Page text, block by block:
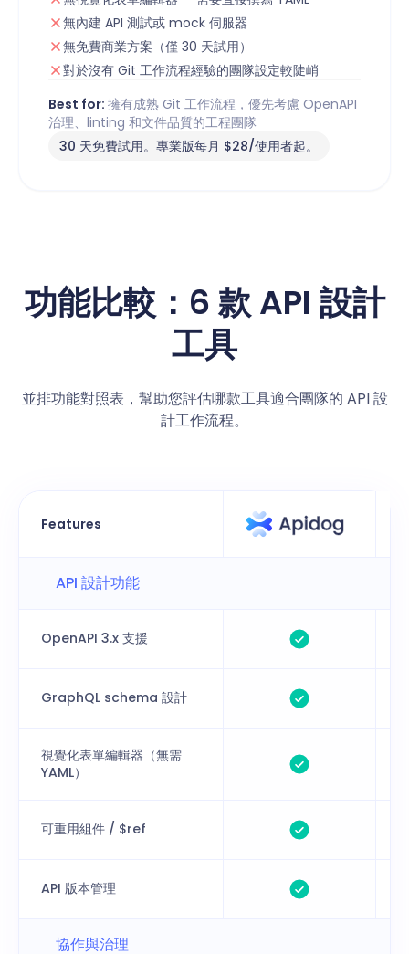
無內建 API 測試或 mock 伺服器
無免費商業方案（僅 30 天試用）
對於沒有 Git 工作流程經驗的團隊設定較陡峭
Best for: 擁有成熟 Git 工作流程，優先考慮 OpenAPI
治理、linting 和文件品質的工程團隊
30 天免費試用。專業版每月 $28/使用者起。
功能比較：6 款 API 設計
工具
並排功能對照表，幫助您評估哪款工具適合團隊的 API 設
計工作流程。
Features
API 設計功能
OpenAPI 3.x 支援
GraphQL schema 設計
視覺化表單編輯器（無需
YAML）
可重用組件 / $ref
API 版本管理
協作與治理